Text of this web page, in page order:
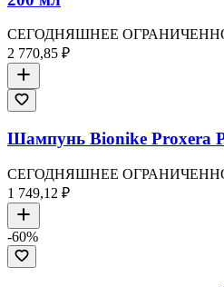
СЕГОДНЯШНЕЕ
2 770,85 ₽
Шампунь Bionike Proxera
СЕГОДНЯШНЕЕ
1 749,12 ₽
-60%